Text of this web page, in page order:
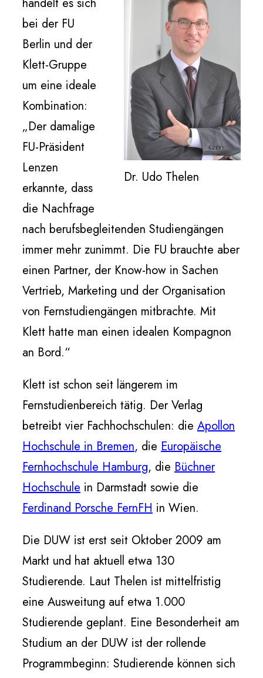
Dr. Udo Thelen
bei der FU
Berlin und der
Klett-Gruppe
um eine ideale
Kombination:
„Der damalige
FU-Präsident
Lenzen
erkannte, dass
die Nachfrage
nach berufsbegleitenden Studiengängen
immer mehr zunimmt. Die FU brauchte aber
einen Partner, der Know-how in Sachen
Vertrieb, Marketing und der Organisation
von Fernstudiengängen mitbrachte. Mit
Klett hatte man einen idealen Kompagnon
an Bord.“
Klett ist schon seit längerem im
Fernstudienbereich tätig. Der Verlag
betreibt vier Fachhochschulen: die Apollon
Hochschule in Bremen, die Europäische
Fernhochschule Hamburg, die Büchner
Hochschule in Darmstadt sowie die
Ferdinand Porsche FernFH in Wien.
Die DUW ist erst seit Oktober 2009 am
Markt und hat aktuell etwa 130
Studierende. Laut Thelen ist mittelfristig
eine Ausweitung auf etwa 1.000
Studierende geplant. Eine Besonderheit am
Studium an der DUW ist der rollende
Programmbeginn: Studierende können sich